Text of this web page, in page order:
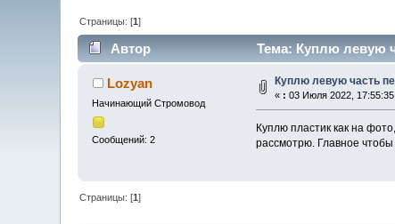
Страницы: [1]
Автор Тема: Куплю левую
Lozyan
Начинающий Стромовод
Сообщений: 2
Куплю левую часть
« : 03 Июля 2022,
Куплю пластик как на
рассмотрю. Главное
Страницы: [1]